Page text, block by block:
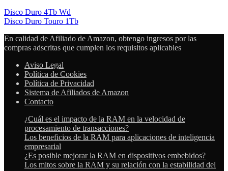
Disco Duro 4Tb Wd
Disco Duro Touro 1Tb
En calidad de Afiliado de Amazon, obtengo ingresos por las
compras adscritas que cumplen los requisitos aplicables
Aviso Legal
Política de Cookies
Política de Privacidad
Sistema de Afiliados de Amazon
Contacto
¿Cuál es el impacto de la RAM en la velocidad de
procesamiento de transacciones?
Los beneficios de la RAM para aplicaciones de inteligencia
empresarial
¿Es posible mejorar la RAM en dispositivos embebidos?
Los mitos sobre la RAM y su relación con la estabilidad del